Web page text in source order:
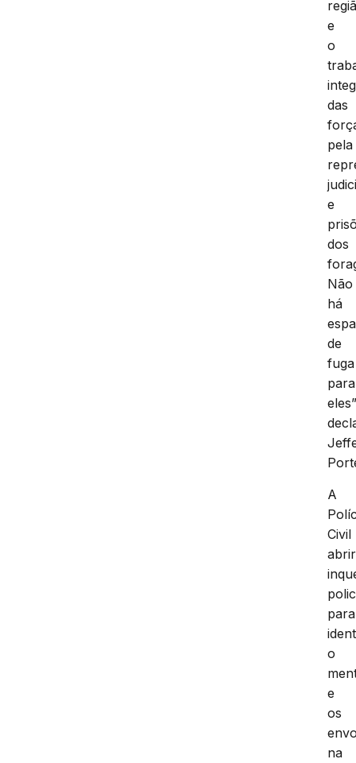
e
o
das
pela
e
dos
Não
há
de
fuga
para
A
Civil
para
o
e
os
na